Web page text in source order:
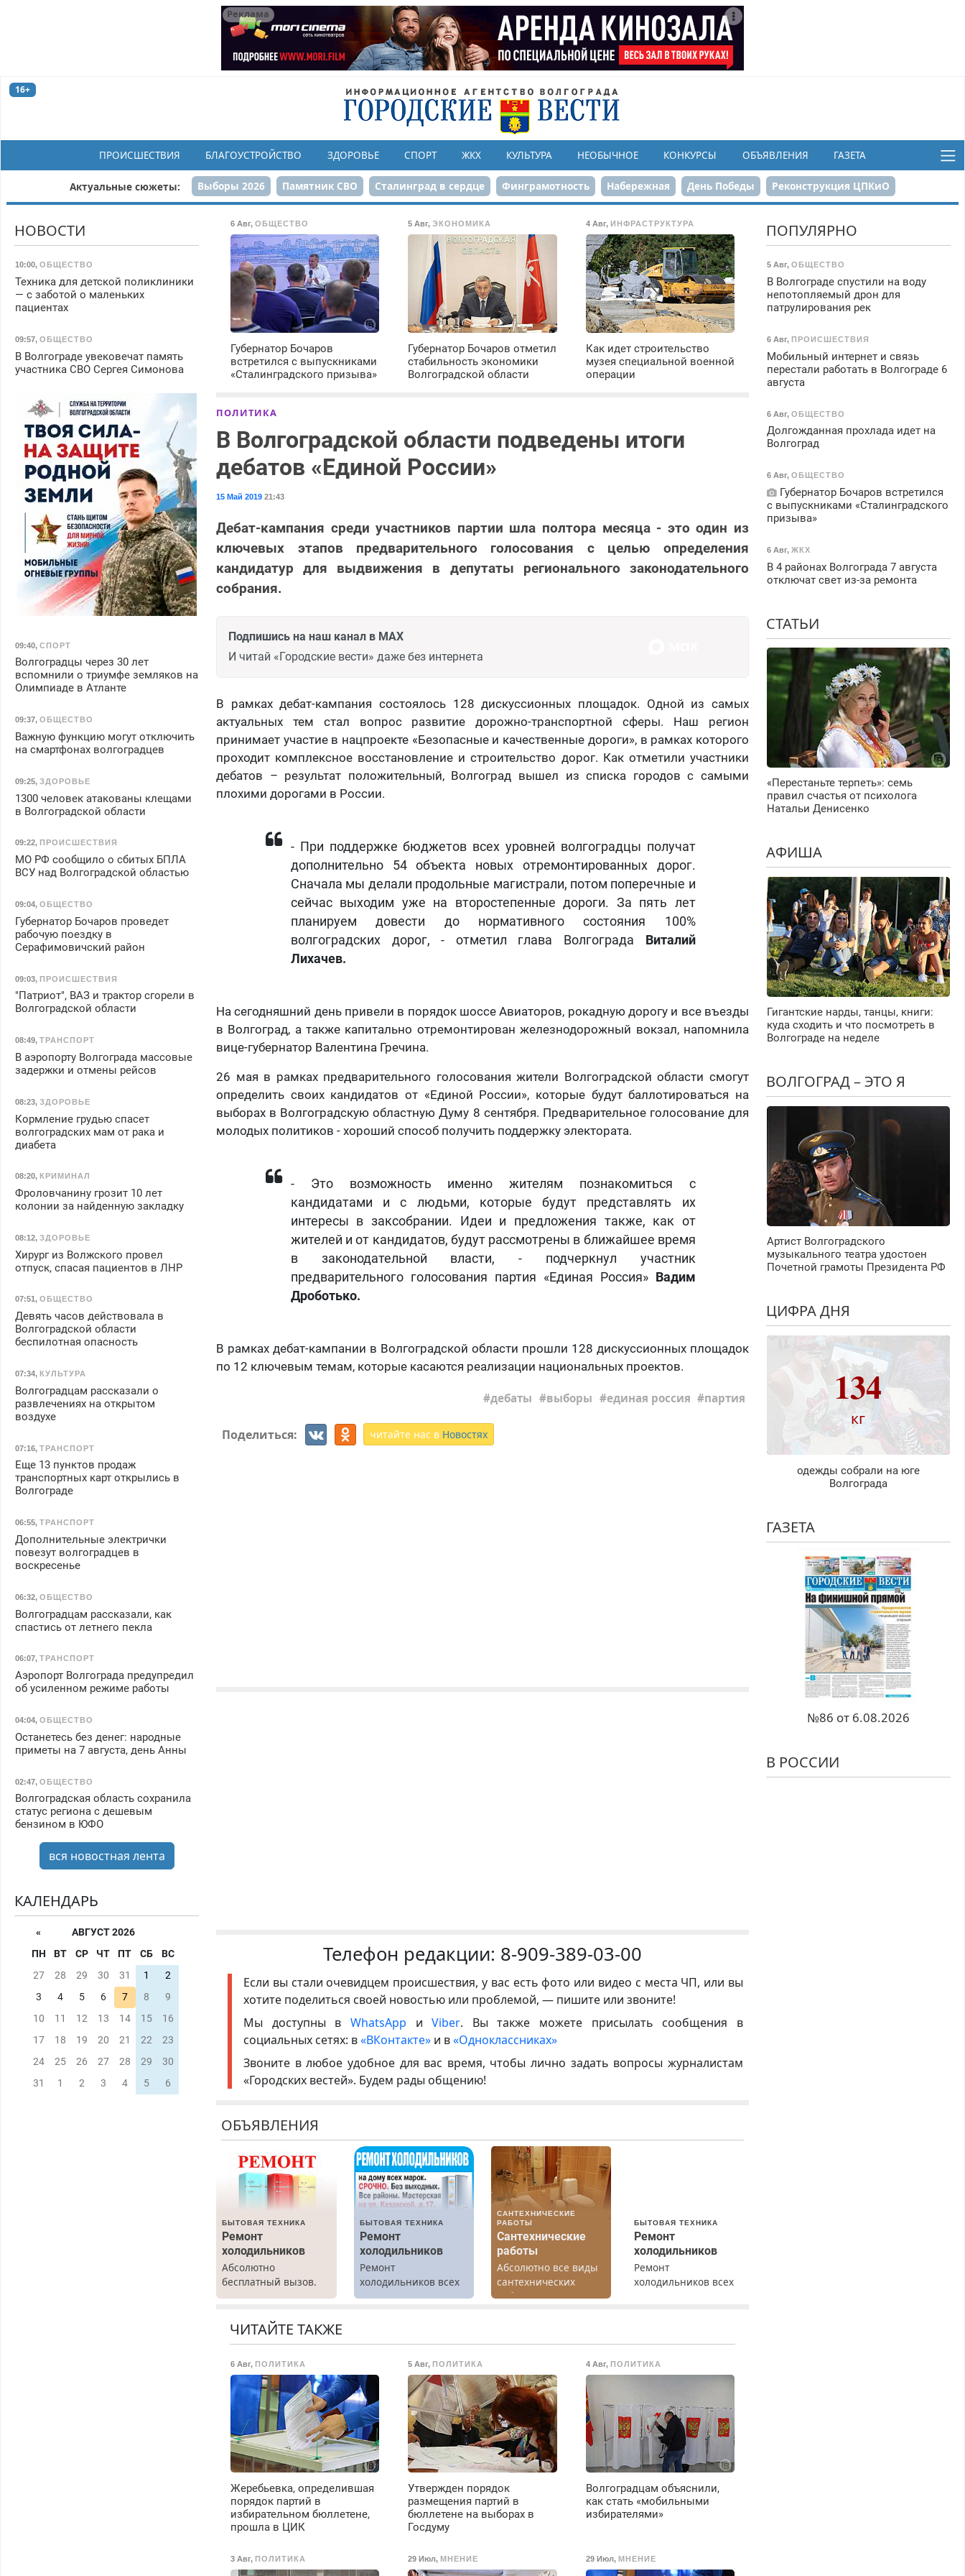
Реклама
16+
ПРОИСШЕСТВИЯ БЛАГОУСТРОЙСТВО ЗДОРОВЬЕ СПОРТ ЖКХ КУЛЬТУРА НЕОБЫЧНОЕ КОНКУРСЫ ОБЪЯВЛЕНИЯ ГАЗЕТА
Актуальные сюжеты: Выборы 2026 Памятник СВО Сталинград в сердце Финграмотность Набережная День Победы Реконструкция ЦПКиО
80-летие Победы Парк Героев-летчиков
6 Авг,ОБЩЕСТВО
Губернатор Бочаров
встретился с выпускниками
«Сталинградского призыва»
5 Авг,ЭКОНОМИКА
Губернатор Бочаров отметил
стабильность экономики
Волгоградской области
4 Авг, ИНФРАСТРУКТУРА
Как идет строительство
музея специальной военной
операции
ПОЛИТИКА
В Волгоградской области подведены итоги
дебатов «Единой России»
15 Май 2019 21:43
Дебат-кампания среди участников партии шла полтора месяца - это один из
ключевых этапов предварительного голосования с целью определения
кандидатур для выдвижения в депутаты регионального законодательного
собрания.
Подпишись на наш канал в MAX
И читай «Городские вести» даже без интернета
В рамках дебат-кампания состоялось 128 дискуссионных площадок. Одной из самых
актуальных тем стал вопрос развитие дорожно-транспортной сферы. Наш регион
принимает участие в нацпроекте «Безопасные и качественные дороги», в рамках которого
проходит комплексное восстановление и строительство дорог. Как отметили участники
дебатов – результат положительный, Волгоград вышел из списка городов с самыми
плохими дорогами в России.
- При поддержке бюджетов всех уровней волгоградцы получат
дополнительно 54 объекта новых отремонтированных дорог.
Сначала мы делали продольные магистрали, потом поперечные и
сейчас выходим уже на второстепенные дороги. За пять лет
планируем довести до нормативного состояния 100%
волгоградских дорог, - отметил глава Волгограда Виталий
Лихачев.
На сегодняшний день привели в порядок шоссе Авиаторов, рокадную дорогу и все въезды
в Волгоград, а также капитально отремонтирован железнодорожный вокзал, напомнила
вице-губернатор Валентина Гречина.
26 мая в рамках предварительного голосования жители Волгоградской области смогут
определить своих кандидатов от «Единой России», которые будут баллотироваться на
выборах в Волгоградскую областную Думу 8 сентября. Предварительное голосование для
молодых политиков - хороший способ получить поддержку электората.
- Это возможность именно жителям познакомиться с
кандидатами и с людьми, которые будут представлять их
интересы в заксобрании. Идеи и предложения также, как от
жителей и от кандидатов, будут рассмотрены в ближайшее время
в законодательной власти, - подчеркнул участник
предварительного голосования партия «Единая Россия» Вадим
Дроботько.
В рамках дебат-кампании в Волгоградской области прошли 128 дискуссионных площадок
по 12 ключевым темам, которые касаются реализации национальных проектов.
дебаты выборы единая россия партия
Поделиться: читайте нас в Новостях
Телефон редакции: 8-909-389-03-00
Если вы стали очевидцем происшествия, у вас есть фото или видео с места ЧП, или вы
хотите поделиться своей новостью или проблемой, — пишите или звоните!
Мы доступны в WhatsApp иViber. Вы также можете присылать сообщения в
социальных сетях: в«ВКонтакте» и в«Одноклассниках»
Звоните в любое удобное для вас время, чтобы лично задать вопросы журналистам
«Городских вестей». Будем рады общению!
ОБЪЯВЛЕНИЯ
БЫТОВАЯ ТЕХНИКА
Ремонт
холодильников
Абсолютно
бесплатный вызов.
Ремонт
марок на дому, с
выходных.
Пенсионерам –
скидки до 40%.
Мастер со стажем.
БЫТОВАЯ ТЕХНИКА
Ремонт
холодильников
Ремонт
холодильников всех
марок на дому.
САНТЕХНИЧЕСКИЕ
РАБОТЫ
Сантехнические
работы
Абсолютно все виды
сантехнических
работ. Быстро.
БЫТОВАЯ ТЕХНИКА
Ремонт
холодильников
Ремонт
холодильников всех
районы. Скидка.
ЧИТАЙТЕ ТАКЖЕ
6 Авг, ПОЛИТИКА
Жеребьевка, определившая
порядок партий в
избирательном бюллетене,
прошла в ЦИК
5 Авг, ПОЛИТИКА
Утвержден порядок
размещения партий в
бюллетене на выборах в
Госдуму
4 Авг, ПОЛИТИКА
Волгоградцам объяснили,
как стать «мобильными
избирателями»
3 Авг, ПОЛИТИКА 29 Июл, МНЕНИЕ 29 Июл, МНЕНИЕ
НОВОСТИ
10:00, ОБЩЕСТВО
Техника для детской поликлиники
— с заботой о маленьких
пациентах
09:57, ОБЩЕСТВО
В Волгограде увековечат память
участника СВО Сергея Симонова
09:40, СПОРТ
Волгоградцы через 30 лет
вспомнили о триумфе земляков на
Олимпиаде в Атланте
09:37, ОБЩЕСТВО
Важную функцию могут отключить
на смартфонах волгоградцев
09:25, ЗДОРОВЬЕ
1300 человек атакованы клещами
в Волгоградской области
09:22, ПРОИСШЕСТВИЯ
МО РФ сообщило о сбитых БПЛА
ВСУ над Волгоградской областью
09:04, ОБЩЕСТВО
Губернатор Бочаров проведет
рабочую поездку в
Серафимовичский район
09:03, ПРОИСШЕСТВИЯ
"Патриот", ВАЗ и трактор сгорели в
Волгоградской области
08:49, ТРАНСПОРТ
В аэропорту Волгограда массовые
задержки и отмены рейсов
08:23, ЗДОРОВЬЕ
Кормление грудью спасет
волгоградских мам от рака и
диабета
08:20, КРИМИНАЛ
Фроловчанину грозит 10 лет
колонии за найденную закладку
08:12, ЗДОРОВЬЕ
Хирург из Волжского провел
отпуск, спасая пациентов в ЛНР
07:51, ОБЩЕСТВО
Девять часов действовала в
Волгоградской области
беспилотная опасность
07:34, КУЛЬТУРА
Волгоградцам рассказали о
развлечениях на открытом
воздухе
07:16, ТРАНСПОРТ
Еще 13 пунктов продаж
транспортных карт открылись в
Волгограде
06:55, ТРАНСПОРТ
Дополнительные электрички
повезут волгоградцев в
воскресенье
06:32, ОБЩЕСТВО
Волгоградцам рассказали, как
спастись от летнего пекла
06:07, ТРАНСПОРТ
Аэропорт Волгограда предупредил
об усиленном режиме работы
04:04, ОБЩЕСТВО
Останетесь без денег: народные
приметы на 7 августа, день Анны
02:47, ОБЩЕСТВО
Волгоградская область сохранила
статус региона с дешевым
бензином в ЮФО
вся новостная лента
КАЛЕНДАРЬ
«
АВГУСТ 2026
ПН
ВТ СР ЧТ ПТ СБ
ВС
27
28 29 30 31 1
2
3
4 5 6 7 8
9
10
11 12 13 14 15
16
17
18 19 20 21 22
23
24
25 26 27 28 29
30
31
1 2 3 4 5 6
ПОПУЛЯРНО
5 Авг, ОБЩЕСТВО
В Волгограде спустили на воду
непотопляемый дрон для
патрулирования рек
6 Авг, ПРОИСШЕСТВИЯ
Мобильный интернет и связь
перестали работать в Волгограде 6
августа
6 Авг, ОБЩЕСТВО
Долгожданная прохлада идет на
Волгоград
6 Авг, ОБЩЕСТВО
Губернатор Бочаров встретился
с выпускниками «Сталинградского
призыва»
6 Авг, ЖКХ
В 4 районах Волгограда 7 августа
отключат свет из-за ремонта
СТАТЬИ
«Перестаньте терпеть»: семь
правил счастья от психолога
Натальи Денисенко
АФИША
Гигантские нарды, танцы, книги:
куда сходить и что посмотреть в
Волгограде на неделе
ВОЛГОГРАД – ЭТО Я
Артист Волгоградского
музыкального театра удостоен
Почетной грамоты Президента РФ
ЦИФРА ДНЯ
134
кг
одежды собрали на юге
Волгограда
ГАЗЕТА
№86 от 6.08.2026
В РОССИИ